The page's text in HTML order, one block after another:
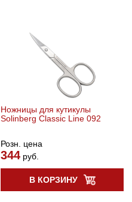
Ножницы для кутикулы
Solinberg Classic Line 092
Розн. цена
344 руб.
В КОРЗИНУ